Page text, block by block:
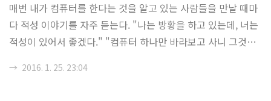
조각해 낼 수 있었다. 과거의 나는 타인의 이야기를 경청했으며,
타인의 주장이 아무리 터무니 없더라도 그에 대한 반박을 성실
히 해왔던 사람이었다. 그리고..
매번 내가 컴퓨터를 한다는 것을 알고 있는 사람들을 만날 때마
다 적성 이야기를 자주 듣는다. "나는 방황을 하고 있는데, 너는
적성이 있어서 좋겠다." "컴퓨터 하나만 바라보고 사니 그것이
닌 다른 -특히 경영대나 사회계열- 사람들을 만날 때마다 맞딱
→ 2016. 1. 25. 23:04